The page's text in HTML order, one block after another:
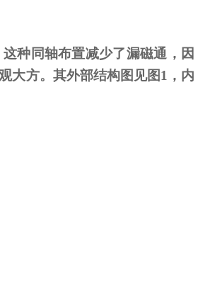
种同轴布置减少了漏磁通，因
大方。其外部结构图见图1 ，内